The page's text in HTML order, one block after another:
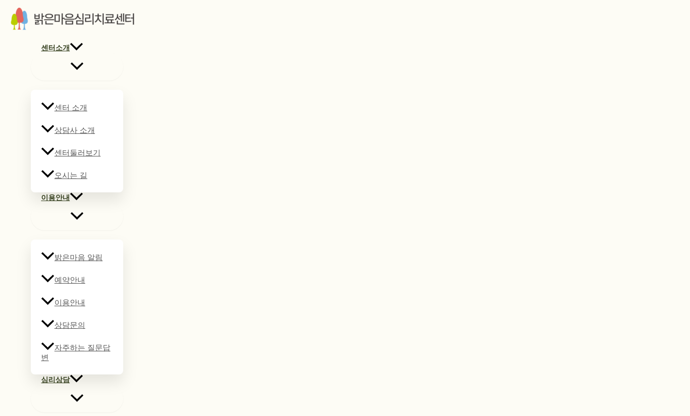
센터소개
센터 소개
상담사 소개
센터둘러보기
오시는 길
이용안내
밝은마음 알림
예약안내
이용안내
상담문의
자주하는 질문답
변
심리상담